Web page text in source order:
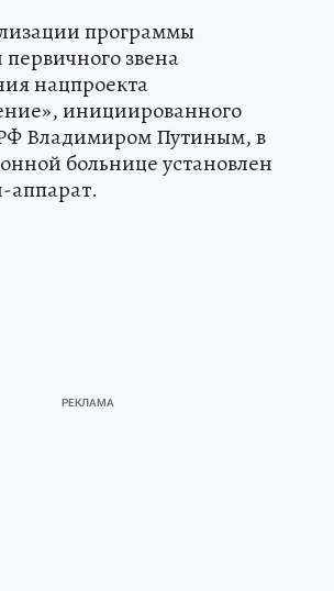
программы
звена
нацпроекта
инициированного
Владимиром Путиным, в
больнице установлен
аппарат.